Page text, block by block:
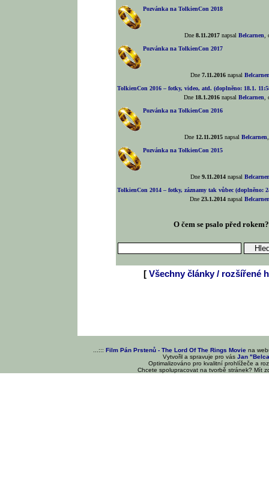
Pozvánka na TolkienCon 2018
Dne8.11.2017 napsalBelcarnen
Pozvánka na TolkienCon 2017
Dne7.11.2016 napsal
TolkienCon 2016 – fotky, video, atd. (doplněno: 18.1.
Dne 18.1.2016 napsalBelcarnen
Pozvánka na TolkienCon 2016
Dne 12.11.2015 napsalBelcarnen
Pozvánka na TolkienCon 2015
Dne9.11.2014 napsal
TolkienCon 2014 – fotky, záznamy tak vůbec (doplněno:
Dne23.1.2014 napsal
O čem se psalo před rokem?
[ Všechny články / rozšířené
...::: Film Pán Prstenů - The Lord Of The Rings Movie na
Vytvořil a spravuje pro vásJan
Optimalizováno pro kvalitní prohlížeče a
Chcete spolupracovat na tvorbě stránek? Mít